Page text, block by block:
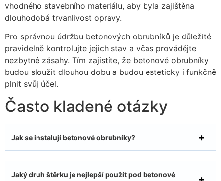
vhodného stavebního materiálu, aby byla zajištěna
dlouhodobá trvanlivost opravy.
Pro správnou údržbu betonových obrubníků je důležité
pravidelně kontrolujte jejich stav a včas provádějte
nezbytné zásahy. Tím zajistíte, že betonové obrubníky
budou sloužit dlouhou dobu a budou esteticky i funkčně
plnit svůj účel.
Často kladené otázky
Jak se instalují betonové obrubníky?
Jaký druh štěrku je nejlepší použít pod betonové